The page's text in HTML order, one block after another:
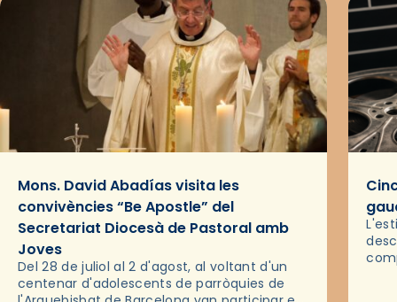
Mons. David Abadías visita les
convivències “Be Apostle” del
Secretariat Diocesà de Pastoral amb
Joves
Del 28 de juliol al 2 d'agost, al voltant d'un
centenar d'adolescents de parròquies de